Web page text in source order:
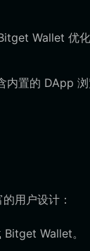
Wallet 优
置的 DApp
用户设计：
Wallet。